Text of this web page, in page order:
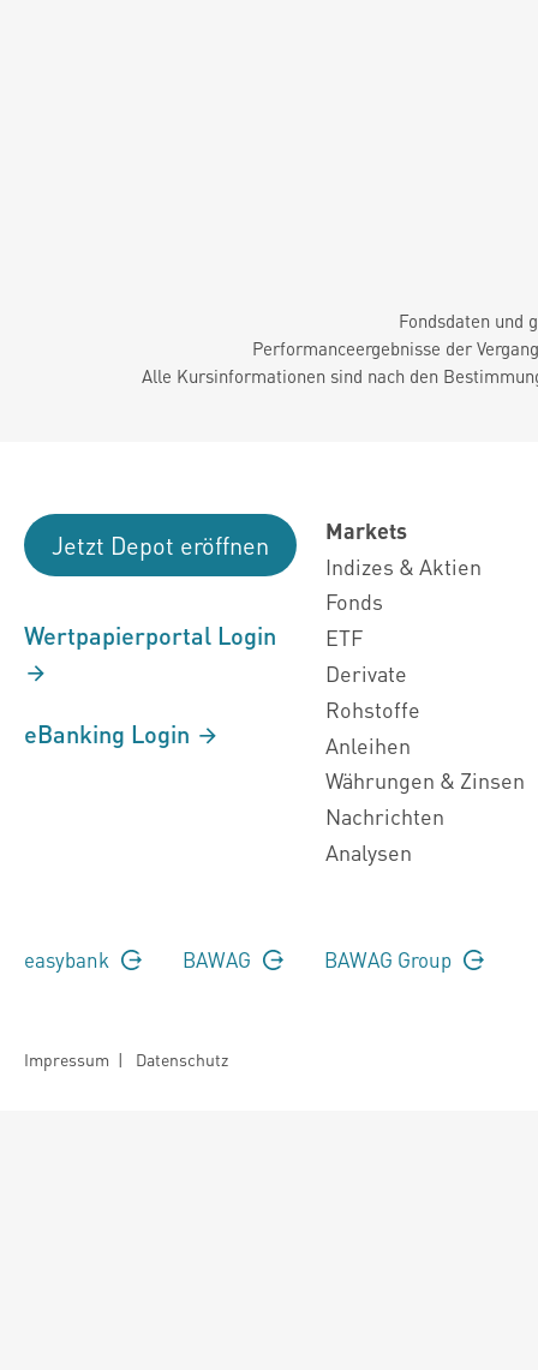
Fondsdaten und
Performanceergebnisse der
Alle Kursinformationen sind nach den
Jetzt Depot eröffnen
Wertpapierportal Login
eBanking Login
Markets
Indizes & Aktien
Fonds
ETF
Derivate
Rohstoffe
Anleihen
Währungen & Zinsen
Nachrichten
Analysen
easybank BAWAG BAWAG Group
Impressum | Datenschutz